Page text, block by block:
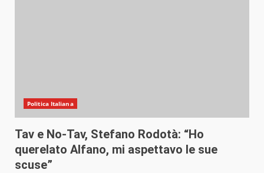
Politica Italiana
Tav e No-Tav, Stefano Rodotà: “Ho
querelato Alfano, mi aspettavo le sue
scuse”